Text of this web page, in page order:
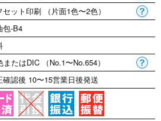
セット印刷 （片面1色〜2色）
包-B4
またはDIC （No.1〜No.654）
確認後 10〜15営業日後発送